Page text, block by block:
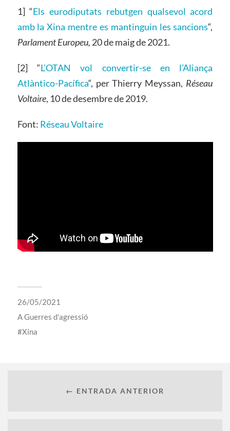
1] “Els eurodiputats rebutgen qualsevol acord
amb la Xina mentre es mantinguin les sancions“,
Parlament Europeu, 20 de maig de 2021.
[2] “L’OTAN vol convertir-se en l’Aliança
Atlàntico-Pacífica“, per Thierry Meyssan, Réseau
Voltaire, 10 de desembre de 2019.
Font: Réseau Voltaire
26/05/2021
AGuerres d'agressió
Xina
← ENTRADA ANTERIOR